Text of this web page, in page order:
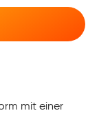
mit einer